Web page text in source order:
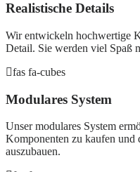
Realistische Details
Wir entwickeln hochwertige
Detail. Sie werden viel Spaß
fas fa-cubes
Modulares System
Unser modulares System
Komponenten zu kaufen
auszubauen.